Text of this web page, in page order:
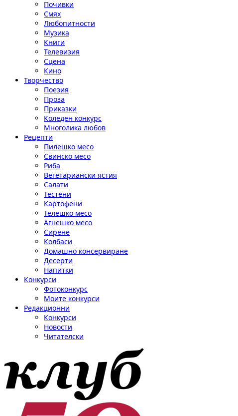
Почивки
Смях
Любопитности
Музика
Книги
Телевизия
Сцена
Кино
Творчество
Поезия
Проза
Приказки
Коледен конкурс
Многолика любов
Рецепти
Пилешко месо
Свинско месо
Риба
Вегетариански ястия
Салати
Тестени
Картофени
Телешко месо
Агнешко месо
Сирене
Колбаси
Домашно консервиране
Десерти
Напитки
Конкурси
Фотоконкурс
Моите конкурси
Редакционни
Конкурси
Новости
Читателски